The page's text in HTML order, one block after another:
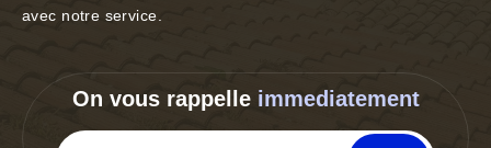
avec notre service.
On vous rappelle immediatement